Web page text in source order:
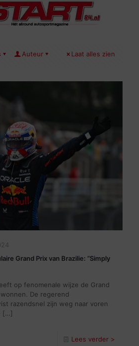
Auteur Laat alles zien
Grand Prix van Brazilie: “Simply
op fenomenale wijze de Grand
De regerend
razendsnel zijn weg naar voren
[…]
Lees verder >